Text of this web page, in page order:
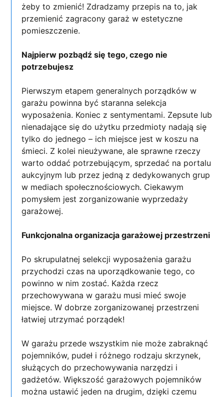
żeby to zmienić! Zdradzamy przepis na to, jak
przemienić zagracony garaż w estetyczne
pomieszczenie.
Najpierw pozbądź się tego, czego nie
potrzebujesz
Pierwszym etapem generalnych porządków w
garażu powinna być staranna selekcja
wyposażenia. Koniec z sentymentami. Zepsute lub
nienadające się do użytku przedmioty nadają się
tylko do jednego – ich miejsce jest w koszu na
śmieci. Z kolei nieużywane, ale sprawne rzeczy
warto oddać potrzebującym, sprzedać na portalu
aukcyjnym lub przez jedną z dedykowanych grup
w mediach społecznościowych. Ciekawym
pomysłem jest zorganizowanie wyprzedaży
garażowej.
Funkcjonalna organizacja garażowej przestrzeni
Po skrupulatnej selekcji wyposażenia garażu
przychodzi czas na uporządkowanie tego, co
powinno w nim zostać. Każda rzecz
przechowywana w garażu musi mieć swoje
miejsce. W dobrze zorganizowanej przestrzeni
łatwiej utrzymać porządek!
W garażu przede wszystkim nie może zabraknąć
pojemników, pudeł i różnego rodzaju skrzynek,
służących do przechowywania narzędzi i
gadżetów. Większość garażowych pojemników
można ustawić jeden na drugim, dzięki czemu